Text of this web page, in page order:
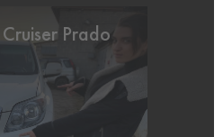
Cruiser Prado